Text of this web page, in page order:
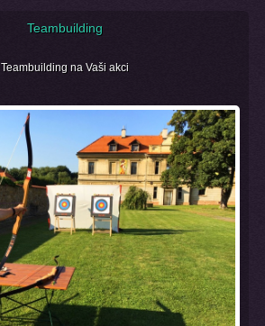
Teambuilding
Teambuilding na Vaši akci